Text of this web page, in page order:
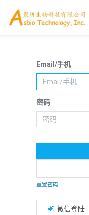
Email/手机
密码
重置密码
微信登陆